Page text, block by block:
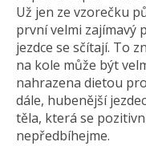
Už jen ze vzorečku
první velmi zajímavý
jezdce se sčítají. To
na kole může být
nahrazena dietou
dále, hubenější
těla, která se
nepředbíhejme.